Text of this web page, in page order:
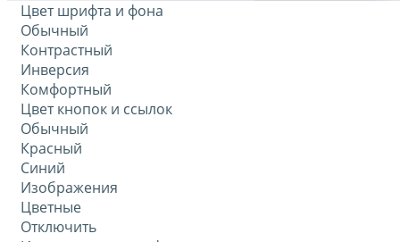
Цвет шрифта и фона
Обычный
Контрастный
Инверсия
Комфортный
Цвет кнопок и ссылок
Обычный
Красный
Синий
Изображения
Цветные
Отключить